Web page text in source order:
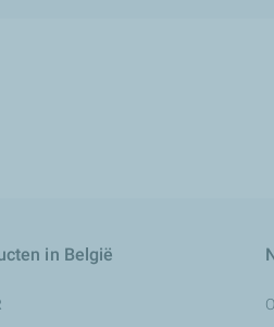
in België